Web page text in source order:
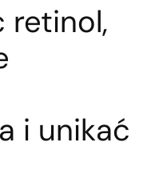
retinol,
i unikać